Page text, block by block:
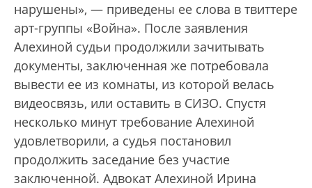
нарушены», — приведены ее слова в твиттере
арт-группы «Война». После заявления
Алехиной судьи продолжили зачитывать
документы, заключенная же потребовала
вывести ее из комнаты, из которой велась
видеосвязь, или оставить в СИЗО. Спустя
несколько минут требование Алехиной
удовлетворили, а судья постановил
продолжить заседание без участие
заключенной. Адвокат Алехиной Ирина